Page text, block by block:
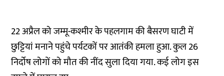
22 अप्रैल को जम्मू-कश्मीर के पहलगाम की बैसरण घाटी में
छुट्टियां मनाने पहुंचे पर्यटकों पर आतंकी हमला हुआ. कुल 26
निर्दोष लोगों को मौत की नींद सुला दिया गया. कई लोग इस